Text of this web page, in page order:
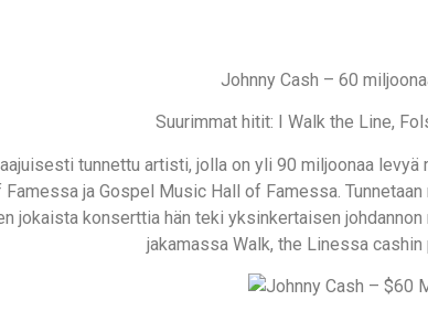
Johnny Cash – 60
Suurimmat hitit: I Walk the Line,
tunnettu artisti, jolla on yli 90 miljoonaa
ja Gospel Music Hall of Famessa.
jokaista konserttia hän teki yksinkertaisen
jakamassa Walk, the Linessa